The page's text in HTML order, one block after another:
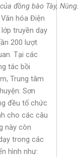
đồng bào Tày,
hóa Điện
truyền dạy
200 lượt
Tại các
tác bồi
Trung tâm
Sơn
đều tổ chức
cho các câu
này còn
trong các
hình như: